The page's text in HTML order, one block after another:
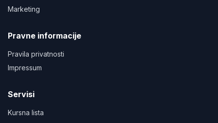
Marketing
Pravne informacije
Pravila privatnosti
Impressum
Servisi
Kursna lista